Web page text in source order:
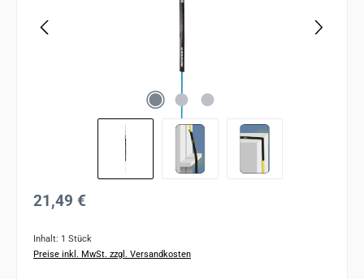
Regulärer Preis:
21,49 €
Inhalt: 1 Stück
Preise inkl. MwSt. zzgl. Versandkosten